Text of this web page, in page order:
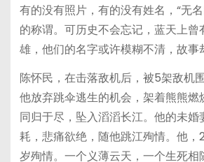
有的没有照片，有的没有姓名，“无
的称谓。可历史不会忘记，蓝天上曾
雄，他们的名字或许模糊不清，故事
陈怀民，在击落敌机后，被5架敌机
他放弃跳伞逃生的机会，架着熊熊燃
同归于尽，坠入滔滔长江。他的未婚
耗，悲痛欲绝，随他跳江殉情。他，
岁殉情。一个义薄云天，一个生死相